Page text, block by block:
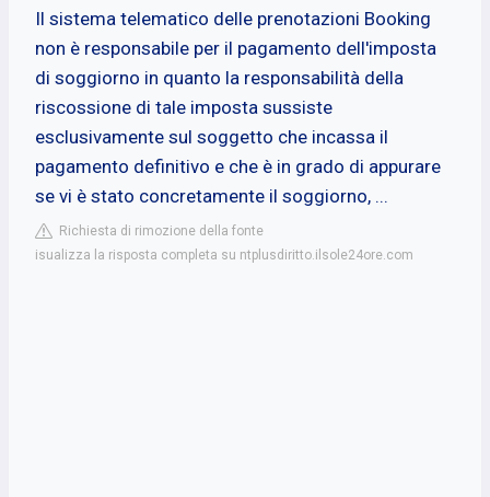
Il sistema telematico delle prenotazioni Booking
non è responsabile per il pagamento dell'imposta
di soggiorno in quanto la responsabilità della
riscossione di tale imposta sussiste
esclusivamente sul soggetto che incassa il
pagamento definitivo e che è in grado di appurare
se vi è stato concretamente il soggiorno, ...
Richiesta di rimozione della fonte
isualizza la risposta completa su ntplusdiritto.ilsole24ore.com